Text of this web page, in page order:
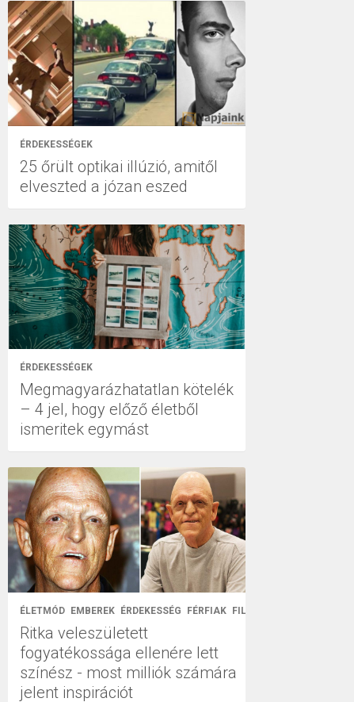
ÉRDEKESSÉGEK
25 őrült optikai illúzió, amitől
elveszted a józan eszed
ÉRDEKESSÉGEK
Megmagyarázhatatlan kötelék
– 4 jel, hogy előző életből
ismeritek egymást
ÉLETMÓD EMBEREK ÉRDEKESSÉG FÉRFIAK FILM
Ritka veleszületett
fogyatékossága ellenére lett
színész - most milliók számára
jelent inspirációt